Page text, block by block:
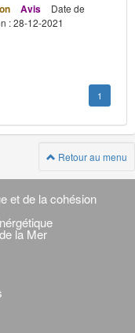
Avis
Date de
: 28-12-2021
1
Retour au menu
et de la cohésion
la Mer